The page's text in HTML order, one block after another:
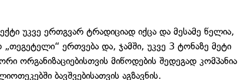
უკვე ერთგვარ ტრადიციად იქცა და მესამე წელია,
ერთვება და, ჯამში, უკვე 3 ტონაზე მეტი
ორგანიზაციებისთვის მიწოდების შედეგად კომპანია
ბავშვებისათვის აგზავნის.